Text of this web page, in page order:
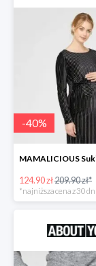
-40%
124.90 zł209.90 zł*